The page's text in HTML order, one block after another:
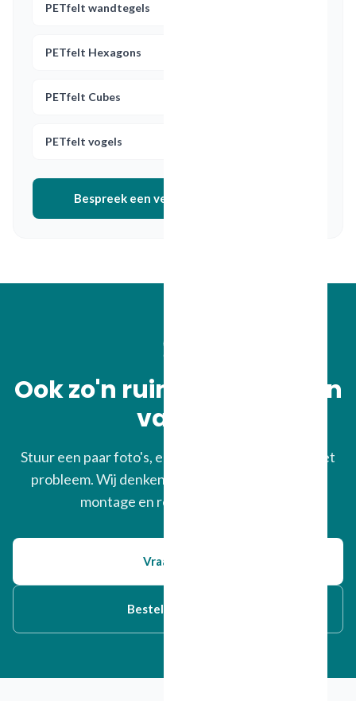
PETfelt wandtegels
PETfelt Hexagons
PETfelt Cubes
PETfelt vogels
Bespreek een vergelijkbaar project
Ook zo'n ruimte, maar dan
van u?
Stuur een paar foto's, een plattegrond of alleen het
probleem. Wij denken mee over materiaal, kleur,
montage en realistische impact.
Vraag advies
Bestel kleurstalen